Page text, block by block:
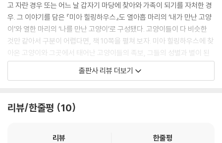
2024년 4월, 처음 본 고양이가 우리 집 마당에서 여유롭게 걸어다니고 있
었다. 분명 처음 만난 사이인데, 나를 보고는 아는 척을 했다. 반려견 할리
를 보고도 무서워하지 않고, 할리 이마에 박치기까지 하며 고양이 인사를
나눴다. 아무렇지도 않게 집 안으로 따라 들어와 다른 고양이들에게도 친
한 척을 했다.
앉아서 나를 지켜보기도 하고, 나를 따라다니기도 한다. 마당냥이들이 나
고 자란 경우 또는 어느 날 갑자기 마당에 찾아와 가족이 되기를 자처한 경
우. 그 이야기를 담은 『미아 힐링하우스』도 열아홉 마리의 ‘내가 만난 고양
이’와 열한 마리의 ‘나를 만난 고양이’로 구성됐다. 고양이들이 다 비슷한
것만 같아서 구분이 어렵다면, 책 10쪽을 펼쳐 보자. 미아 힐링하우스에 찾
아온 고양이와 그곳에서 태어난 고양이들의 족보, 그들의 성별과 별이 된
고양이들까지 확인할 수 있다. 고양이들의 관계를 알고 본문에 들어가면
한 마리, 한 마리의 이야기에 더 귀 기울일 수 있을 것이다. 죽은 새끼를 입
할리까지. 어느새 읽는 이도 미아 힐링하우스의 일원이 되어 따듯한 마음
출판사 리뷰 더보기
리뷰/한줄평 10
리뷰 한줄평